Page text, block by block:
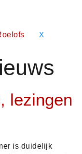
X
lezingen
is duidelijk